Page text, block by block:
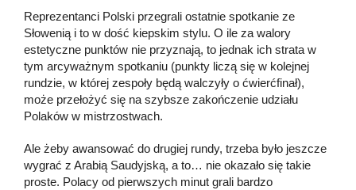
Reprezentanci Polski przegrali ostatnie spotkanie ze
Słowenią i to w dość kiepskim stylu. O ile za walory
estetyczne punktów nie przyznają, to jednak ich strata w
tym arcyważnym spotkaniu (punkty liczą się w kolejnej
rundzie, w której zespoły będą walczyły o ćwierćfinał),
może przełożyć się na szybsze zakończenie udziału
Polaków w mistrzostwach.
Ale żeby awansować do drugiej rundy, trzeba było jeszcze
wygrać z Arabią Saudyjską, a to… nie okazało się takie
proste. Polacy od pierwszych minut grali bardzo